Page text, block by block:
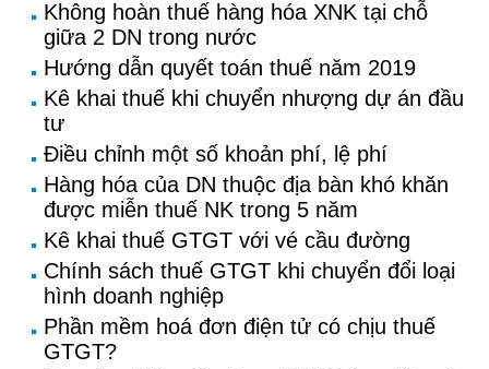
Không hoàn thuế hàng hóa XNK tại chỗ
giữa 2 DN trong nước
Hướng dẫn quyết toán thuế năm 2019
Kê khai thuế khi chuyển nhượng dự án đầu
tư
Điều chỉnh một số khoản phí, lệ phí
Hàng hóa của DN thuộc địa bàn khó khăn
được miễn thuế NK trong 5 năm
Kê khai thuế GTGT với vé cầu đường
Chính sách thuế GTGT khi chuyển đổi loại
hình doanh nghiệp
Phần mềm hoá đơn điện tử có chịu thuế
GTGT?